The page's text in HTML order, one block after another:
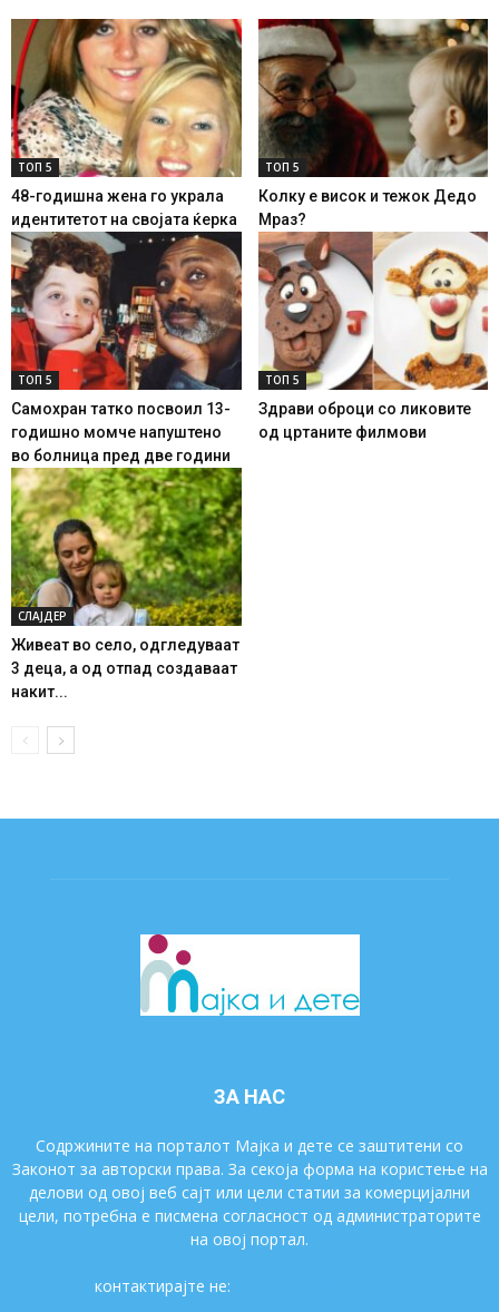
ТОП 5
48-годишна жена го украла
идентитетот на својата ќерка
ТОП 5
Колку е висок и тежок Дедо
Мраз?
ТОП 5
Самохран татко посвоил 13-
годишно момче напуштено
во болница пред две години
ТОП 5
Здрави оброци со ликовите
од цртаните филмови
СЛАЈДЕР
Живеат во село, одгледуваат
3 деца, а од отпад создаваат
накит...
ЗА НАС
Содржините на порталот Мајка и дете се заштитени со
Законот за авторски права. За секоја форма на користење на
делови од овој веб сајт или цели статии за комерцијални
цели, потребна е писмена согласност од администраторите
на овој портал.
контактирајте не: